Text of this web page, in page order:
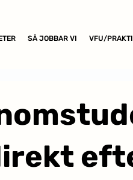
SÅ JOBBAR VI VFU/